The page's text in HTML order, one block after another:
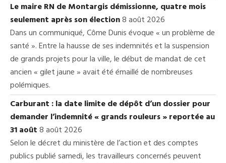
Le maire RN de Montargis démissionne, quatre mois
seulement après son élection8 août 2026
Dans un communiqué, Côme Dunis évoque « un problème de
santé ». Entre la hausse de ses indemnités et la suspension
de grands projets pour la ville, le début de mandat de cet
ancien « gilet jaune » avait été émaillé de nombreuses
polémiques.
Carburant : la date limite de dépôt d’un dossier pour
demander l’indemnité « grands rouleurs » reportée au
31 août8 août 2026
Selon le décret du ministère de l’action et des comptes
publics publié samedi, les travailleurs concernés peuvent